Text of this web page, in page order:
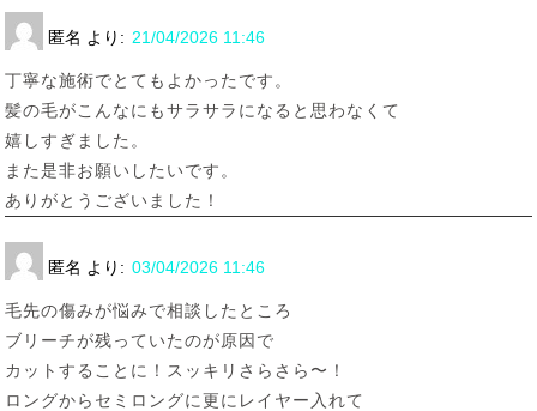
匿名 より: 21/04/2026 11:46
丁寧な施術でとてもよかったです。
髪の毛がこんなにもサラサラになると思わなくて
嬉しすぎました。
また是非お願いしたいです。
ありがとうございました！
匿名 より: 03/04/2026 11:46
毛先の傷みが悩みで相談したところ
ブリーチが残っていたのが原因で
カットすることに！スッキリさらさら〜！
ロングからセミロングに更にレイヤー入れて